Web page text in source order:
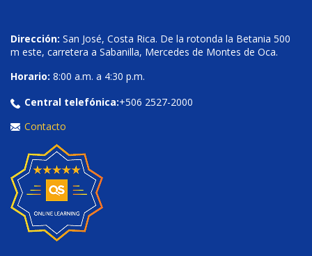
Dirección: San José, Costa Rica. De la rotonda la Betania 500
m este, carretera a Sabanilla, Mercedes de Montes de Oca.
Horario: 8:00 a.m. a 4:30 p.m.
Central telefónica:+506 2527-2000
Contacto